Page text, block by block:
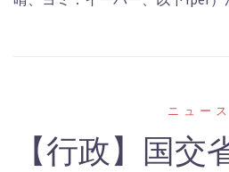
‎ニュース
【行政】国交